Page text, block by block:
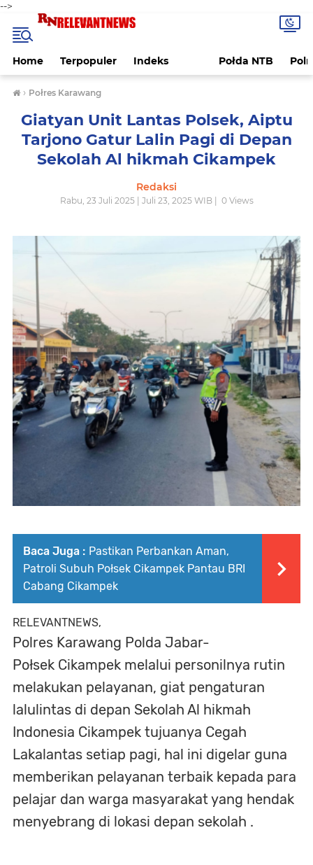
-->
Home Terpopuler Indeks Połda NTB
› Połres Karawang
Giatyan Unit Lantas Polsek, Aiptu
Tarjono Gatur Lalin Pagi di Depan
Sekolah Al hikmah Cikampek
Redaksi
Rabu, 23 Juli 2025 | Juli 23, 2025 WIB | 0Views
Baca Juga : Pastikan Perbankan Aman,
Patroli Subuh Połsek Cikampek Pantau BRI
Cabang Cikampek
RELEVANTNEWS,
Polres Karawang Polda Jabar-
Połsek Cikampek melalui personilnya rutin
melakukan pelayanan, giat pengaturan
lalulintas di depan Sekolah Al hikmah
Indonesia Cikampek tujuanya Cegah
Lakalantas setiap pagi, hal ini digelar guna
memberikan pelayanan terbaik kepada para
pelajar dan warga masyarakat yang hendak
menyebrang di lokasi depan sekolah .